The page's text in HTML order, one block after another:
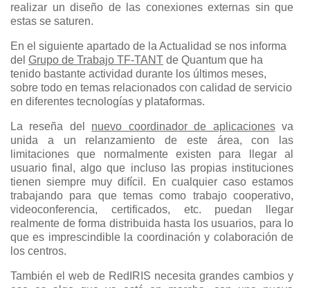
realizar un diseño de las conexiones externas sin que
estas se saturen.
En el siguiente apartado de la Actualidad se nos informa
del Grupo de Trabajo TF-TANT de Quantum que ha
tenido bastante actividad durante los últimos meses,
sobre todo en temas relacionados con calidad de servicio
en diferentes tecnologías y plataformas.
La reseña del nuevo coordinador de aplicacionesva
unida a un relanzamiento de este área, con las
limitaciones que normalmente existen para llegar al
usuario final, algo que incluso las propias instituciones
tienen siempre muy difícil. En cualquier caso estamos
trabajando para que temas como trabajo cooperativo,
videoconferencia, certificados, etc. puedan llegar
realmente de forma distribuida hasta los usuarios, para lo
que es imprescindible la coordinación y colaboración de
los centros.
También el web de RedIRIS necesita grandes cambios y